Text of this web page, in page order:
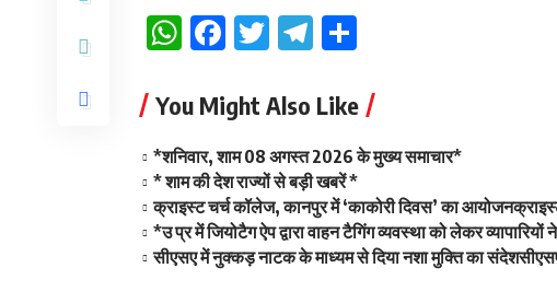
WhatsApp
Facebook
TwitterTelegram
You Might Also Like
*शनिवार, शाम 08 अगस्त 2026 के मुख्य समाचार*
* शाम की देश राज्यों से बड़ी खबरें *
क्राइस्ट चर्च कॉलेज, कानपुर में ‘काकोरी दिवस’ का
*उ प्र में जियोटैग ऐप द्वारा वाहन टैगिंग व्यवस्था को लेकर
सीएसए में नुक्कड़ नाटक के माध्यम से दिया नशा मुक्ति का